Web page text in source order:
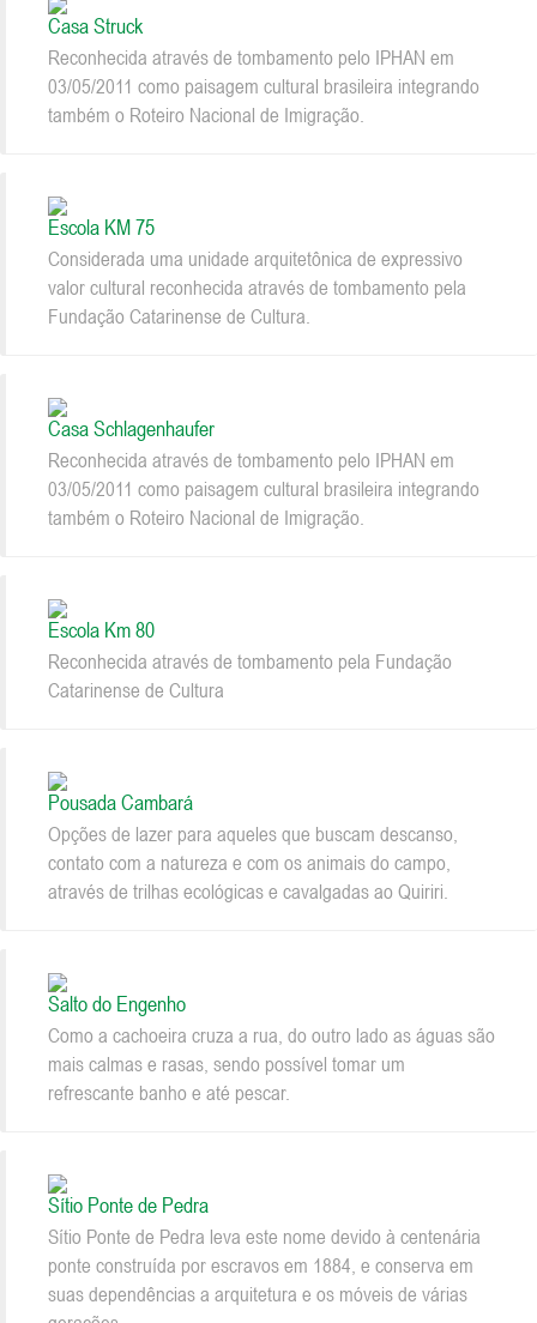
Casa Struck
Reconhecida através de tombamento pelo IPHAN em
03/05/2011 como paisagem cultural brasileira integrando
também o Roteiro Nacional de Imigração.
Escola KM 75
Considerada uma unidade arquitetônica de expressivo
valor cultural reconhecida através de tombamento pela
Fundação Catarinense de Cultura.
Casa Schlagenhaufer
Reconhecida através de tombamento pelo IPHAN em
03/05/2011 como paisagem cultural brasileira integrando
também o Roteiro Nacional de Imigração.
Escola Km 80
Reconhecida através de tombamento pela Fundação
Catarinense de Cultura
Pousada Cambará
Opções de lazer para aqueles que buscam descanso,
contato com a natureza e com os animais do campo,
através de trilhas ecológicas e cavalgadas ao Quiriri.
Salto do Engenho
Como a cachoeira cruza a rua, do outro lado as águas são
mais calmas e rasas, sendo possível tomar um
refrescante banho e até pescar.
Sítio Ponte de Pedra
Sítio Ponte de Pedra leva este nome devido à centenária
ponte construída por escravos em 1884, e conserva em
suas dependências a arquitetura e os móveis de várias